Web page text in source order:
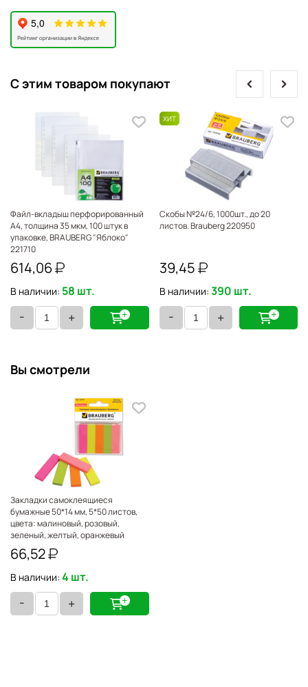
С этим товаром покупают
Файл-вкладыш перфорированный
А4, толщина 35 мкм, 100 штук в
упаковке, BRAUBERG "Яблоко"
221710
614,06
В наличии: 58 шт.
- +
Скобы №24/6, 1000шт., до 20
листов. Brauberg 220950
39,45
В наличии: 390 шт.
- +
prev next
Вы смотрели
Закладки самоклеящиеся
бумажные 50*14 мм, 5*50 листов,
цвета: малиновый, розовый,
зеленый, желтый, оранжевый
BRAUBERG 122731
66,52
В наличии: 4 шт.
- +